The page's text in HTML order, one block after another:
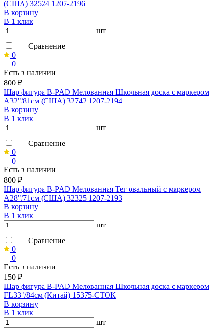
(США) 32524 1207-2196
В корзину
В 1 клик
шт
Сравнение
0
0
Есть в наличии
800 ₽
Шар фигура B-PAD Мелованная Школьная доска с маркером
A32"/81см (США) 32742 1207-2194
В корзину
В 1 клик
шт
Сравнение
0
0
Есть в наличии
800 ₽
Шар фигура B-PAD Мелованная Тег овальный с маркером
A28"/71см (США) 32325 1207-2193
В корзину
В 1 клик
шт
Сравнение
0
0
Есть в наличии
150 ₽
Шар фигура B-PAD Мелованная Школьная доска с маркером
FL33"/84см (Китай) 15375-СТОК
В корзину
В 1 клик
шт